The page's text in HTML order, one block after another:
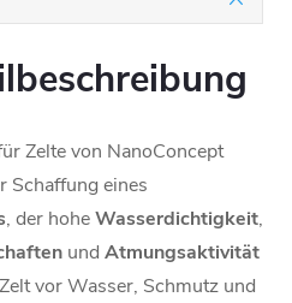
Zelte von NanoConcept
Schaffung eines
, der hoheWasserdichtigkeit,
und Atmungsaktivität
vor Wasser, Schmutz und